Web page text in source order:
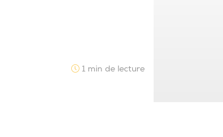
1 min de lecture